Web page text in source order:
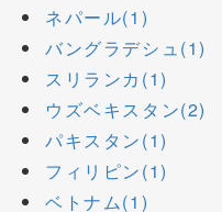
ネパール(1)
バングラデシュ(1)
スリランカ(1)
ウズベキスタン(2)
パキスタン(1)
フィリピン(1)
ベトナム(1)